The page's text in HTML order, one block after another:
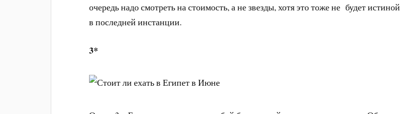
очередь надо смотреть на стоимость, а не звезды, хотя это тоже не будет истиной
в последней инстанции.
3*